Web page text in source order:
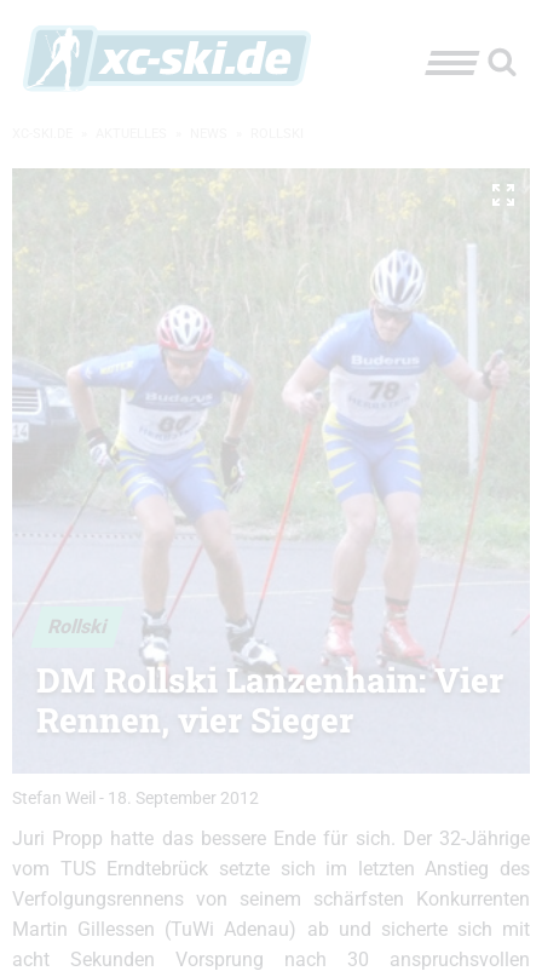
Rollski
DM Rollski Lanzenhain: Vier
Rennen, vier Sieger
Stefan Weil - 18. September 2012
Juri Propp hatte das bessere Ende für sich. Der 32-Jährige
vom TUS Erndtebrück setzte sich im letzten Anstieg des
Verfolgungsrennens von seinem schärfsten Konkurrenten
Martin Gillessen (TuWi Adenau) ab und sicherte sich mit
acht Sekunden Vorsprung nach 30 anspruchsvollen